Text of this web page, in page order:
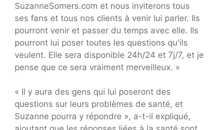
SuzanneSomers.com et nous inviterons tous
ses fans et tous nos clients à venir lui parler. Ils
pourront venir et passer du temps avec elle. Ils
pourront lui poser toutes les questions qu'ils
veulent. Elle sera disponible 24h/24 et 7j/7, et je
pense que ce sera vraiment merveilleux. »
« Il y aura des gens qui lui poseront des
questions sur leurs problèmes de santé, et
Suzanne pourra y répondre », a-t-il expliqué,